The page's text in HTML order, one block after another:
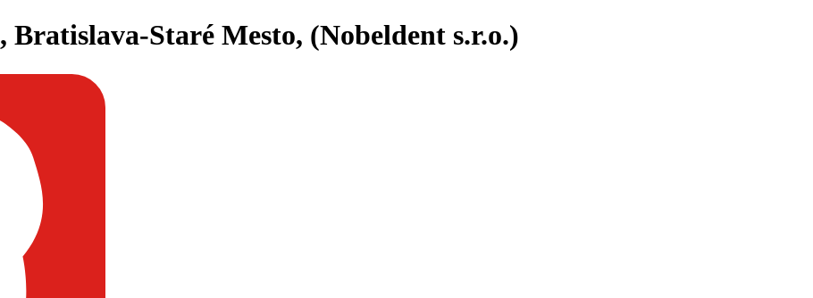
Staré Mesto, (Nobeldent s.r.o.)